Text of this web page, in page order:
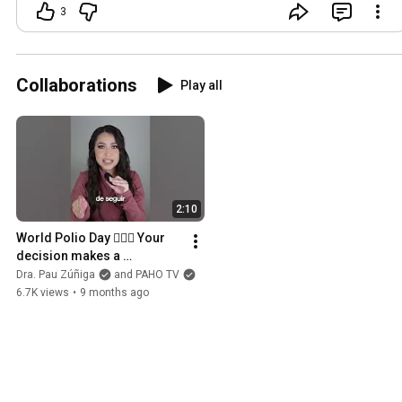
3
Collaborations Play all
2:10
World Polio Day 👩🏻‍⚕️ Your
decision makes a
difference ✨ #Polio
#PublicHealth #Prevention
Dra. Pau Zúñiga
and PAHO TV
6.7K views • 9 months ago